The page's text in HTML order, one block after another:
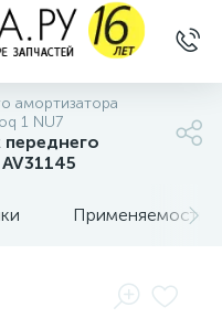
амортизатора
1 NU7
Применяемость